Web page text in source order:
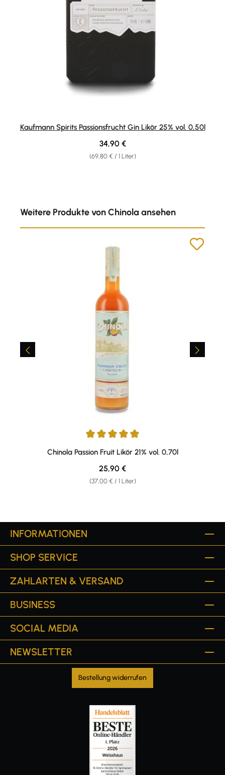
Kaufmann Spirits Passionsfrucht Gin Likör 25% vol. 0,50l
(69,80 € / 1 Liter)
Regulärer Preis:
34,90 €
Weitere Produkte von Chinola ansehen
Durchschnittliche Bewertung von 5 von 5 Sternen
Chinola Passion Fruit Likör 21% vol. 0,70l
(37,00 € / 1 Liter)
Regulärer Preis:
25,90 €
INFORMATIONEN
SHOP SERVICE
ZAHLARTEN & VERSAND
BUSINESS
SOCIAL MEDIA
NEWSLETTER
Bestellung widerrufen